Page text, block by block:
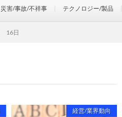
災害/事故/不祥事 テクノロジー/製品
16日
経営/業界動向